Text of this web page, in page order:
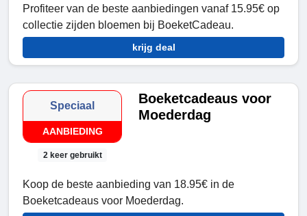
Profiteer van de beste aanbiedingen vanaf 15.95€ op
collectie zijden bloemen bij BoeketCadeau.
krijg deal
Speciaal
AANBIEDING
2 keer gebruikt
Boeketcadeaus voor
Moederdag
Koop de beste aanbieding van 18.95€ in de
Boeketcadeaus voor Moederdag.